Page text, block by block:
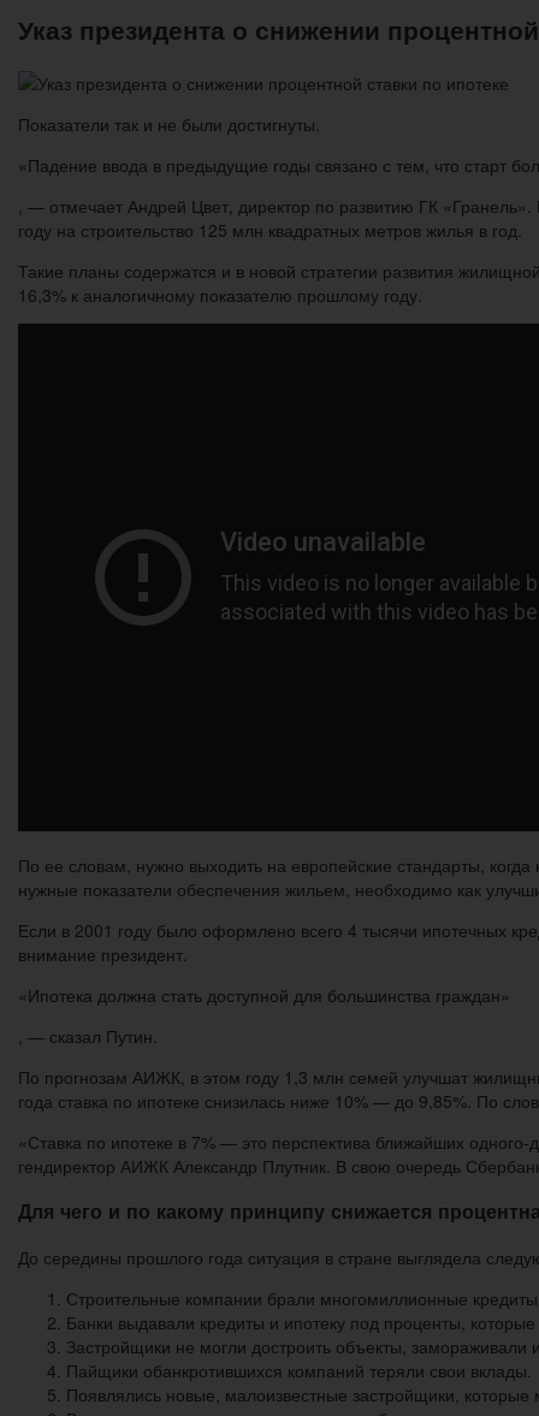
Указ президента о снижении
Показатели так и не были достигнуты.
«Падение ввода в предыдущие годы связано с тем, что старт
, — отмечает Андрей Цвет, директор по развитию ГК
году на строительство 125 млн квадратных метров жилья в год.
Такие планы содержатся и в новой стратегии развития
16,3% к аналогичному показателю прошлому году.
По ее словам, нужно выходить на европейские стандарты,
нужные показатели обеспечения жильем, необходимо как
Если в 2001 году было оформлено всего 4 тысячи ипотечных
внимание президент.
«Ипотека должна стать доступной для большинства граждан»
, — сказал Путин.
По прогнозам АИЖК, в этом году 1,3 млн семей улучшат
года ставка по ипотеке снизилась ниже 10% — до 9,85%. По
«Ставка по ипотеке в 7% — это перспектива ближайших
гендиректор АИЖК Александр Плутник. В свою очередь
Для чего и по какому принципу снижается
До середины прошлого года ситуация в стране выглядела
Строительные компании брали многомиллионные
Банки выдавали кредиты и ипотеку под проценты,
Застройщики не могли достроить объекты,
Пайщики обанкротившихся компаний теряли свои вклады.
Появлялись новые, малоизвестные застройщики,